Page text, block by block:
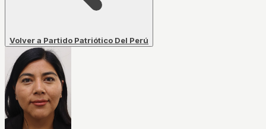
Volver a Partido Patriótico Del Perú